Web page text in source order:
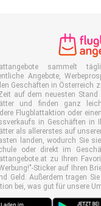
sammelt
Angebote,
Geschäften in Österreich
auf dem neuesten
und finden ganz
Flugblattaktion oder
in Geschäften in
als allererstes auf
landen, wodurch Sie
oder direkt im
zu Ihren
Sticker auf Ihren
Geld. Außerdem tragen
bei, was gut für unsere